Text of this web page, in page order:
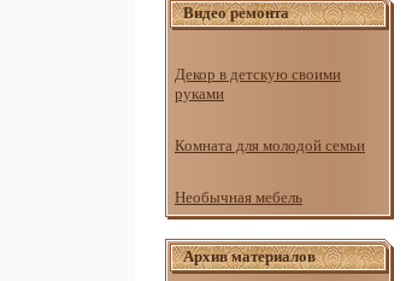
Видео ремонта
Декор в детскую своими
руками
Комната для молодой семьи
Необычная мебель
Архив материалов